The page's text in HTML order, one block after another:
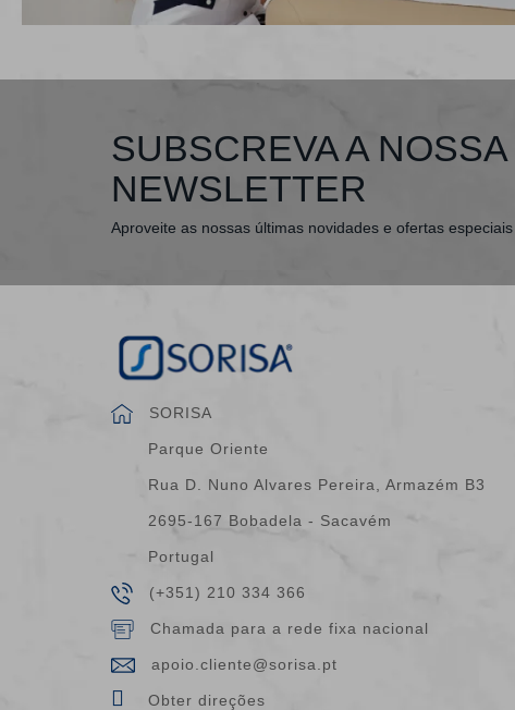
SUBSCREVA A NOSSA
NEWSLETTER
Aproveite as nossas últimas novidades e ofertas especiais
SORISA
Parque Oriente
Rua D. Nuno Alvares Pereira, Armazém B3
2695-167 Bobadela - Sacavém
Portugal
(+351) 210 334 366
Chamada para a rede fixa nacional
apoio.cliente@sorisa.pt
Obter direções